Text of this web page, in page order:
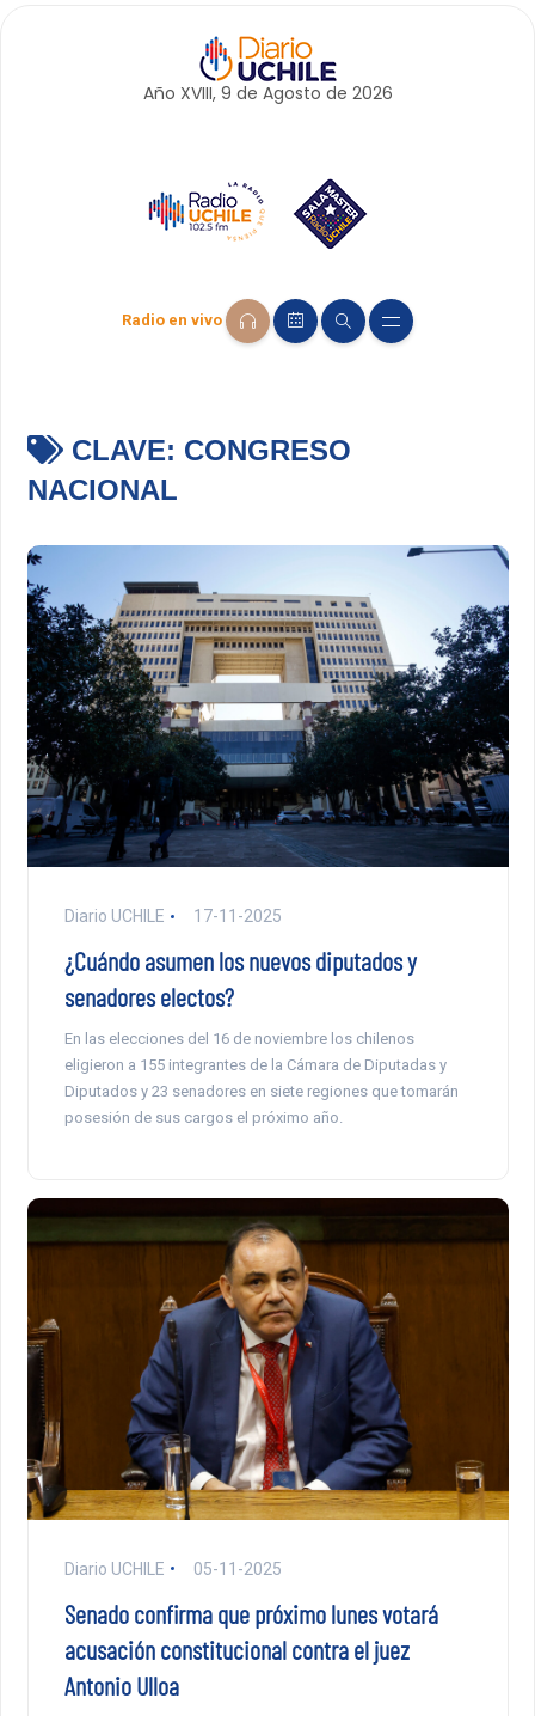
Año XVIII, 9 de Agosto de 2026
Radio en vivo
CLAVE: CONGRESO
NACIONAL
Diario UCHILE 17-11-2025
¿Cuándo asumen los nuevos diputados y
senadores electos?
En las elecciones del 16 de noviembre los chilenos
eligieron a 155 integrantes de la Cámara de Diputadas y
Diputados y 23 senadores en siete regiones que tomarán
posesión de sus cargos el próximo año.
Diario UCHILE 05-11-2025
Senado confirma que próximo lunes votará
acusación constitucional contra el juez
Antonio Ulloa